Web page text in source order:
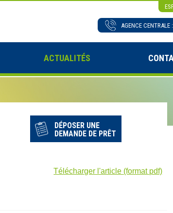
AGENCE
ACTUALITÉS
DÉPOSER UNE
DEMANDE DE PRÊT
Télécharger l'article (format pdf)